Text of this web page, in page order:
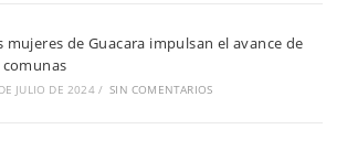
mujeres de Guacara impulsan el avance de
comunas
JULIO DE 2024 / SIN COMENTARIOS